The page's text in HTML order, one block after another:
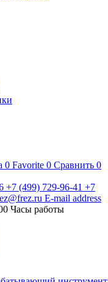
0 Favorite 0 Сравнить 0
+7 (499) 729-96-41 +7
E-mail address
Часы работы